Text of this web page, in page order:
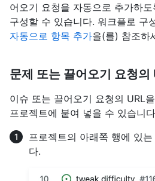
어오기 요청을 자동으로 추가하
구성할 수 있습니다. 워크플로 구
자동으로 항목 추가을(를) 참조하
문제 또는 끌어오기 요청의
이슈 또는 끌어오기 요청의 URL
프로젝트에 붙여 넣을 수 있습니
프로젝트의 아래쪽 행에 있는
다.